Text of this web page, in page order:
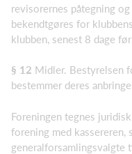
revisorernes påtegning
bekendtgøres for
klubben, senest 8 dage
§ 12 Midler. Bestyrelsen
bestemmer deres
Foreningen tegnes
forening med kassereren,
generalforsamlingsvalgte